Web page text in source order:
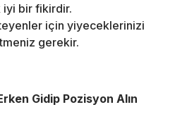
bir fikirdir.
için yiyeceklerinizi
gerekir.
Gidip Pozisyon Alın